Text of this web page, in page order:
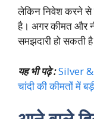
लेकिन निवेश करने से
है। अगर कीमत और
समझदारी हो सकती
यह भी पढ़े :Silver
चांदी की कीमतों में